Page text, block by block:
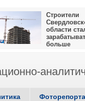
Строители
области
больше